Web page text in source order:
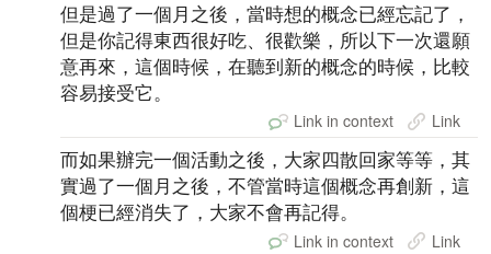
但是過了一個月之後，當時想的概念已經忘記了，
但是你記得東西很好吃、很歡樂，所以下一次還願
意再來，這個時候，在聽到新的概念的時候，比較
容易接受它。
Link in context Link
而如果辦完一個活動之後，大家四散回家等等，其
實過了一個月之後，不管當時這個概念再創新，這
個梗已經消失了，大家不會再記得。
Link in context Link